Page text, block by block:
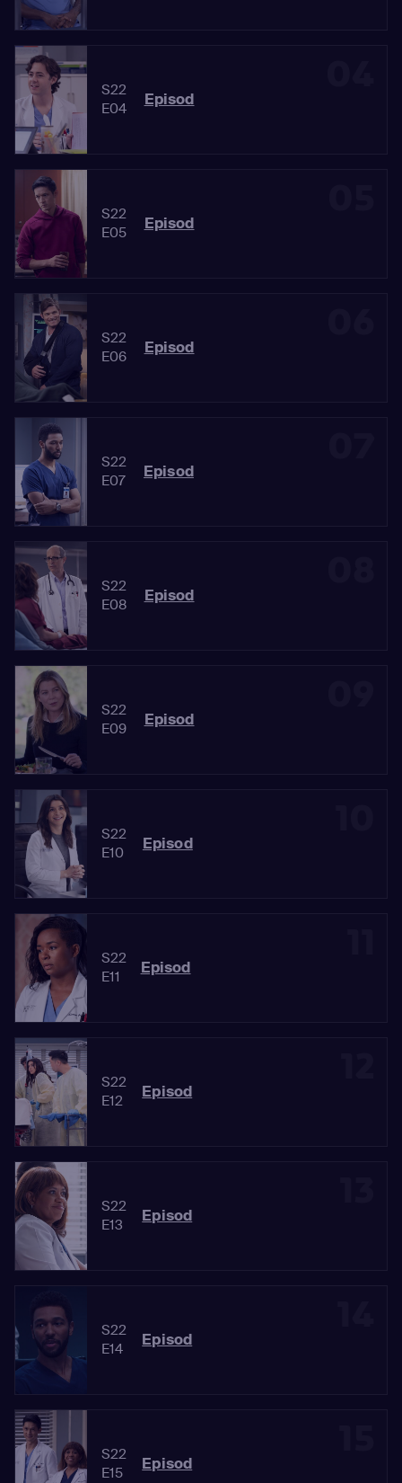
S22
E04
Episod
S22
E05
Episod
S22
E06
Episod
S22
E07
Episod
S22
E08
Episod
S22
E09
Episod
S22
E10
Episod
S22
E11
Episod
S22
E12
Episod
S22
E13
Episod
S22
E14
Episod
S22
E15
Episod